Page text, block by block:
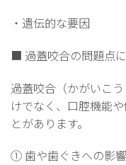
・遺伝的な要因
■ 過蓋咬合の問題点
過蓋咬合（かがいこ
けでなく、口腔機能
とがあります。
① 歯や歯ぐきへの影響